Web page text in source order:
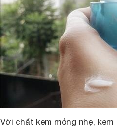
Với chất kem mỏng nhẹ,